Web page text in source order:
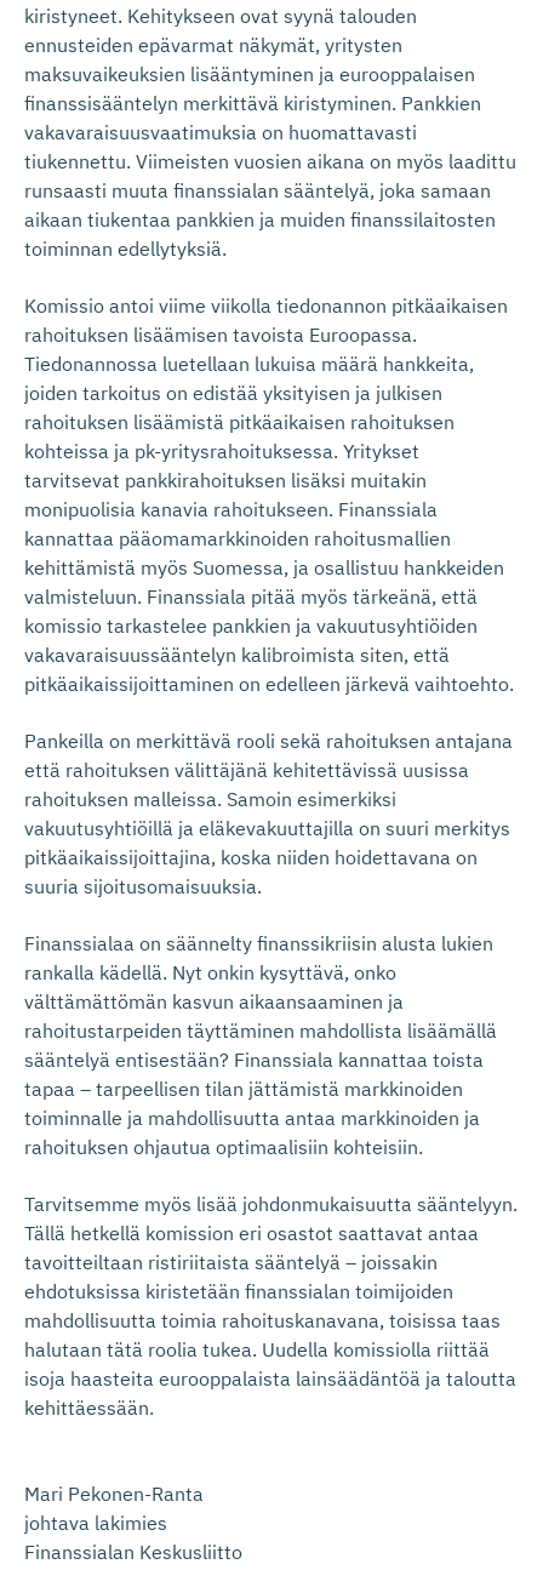
kiristyneet. Kehitykseen ovat syynä talouden
ennusteiden epävarmat näkymät, yritysten
maksuvaikeuksien lisääntyminen ja eurooppalaisen
finanssisääntelyn merkittävä kiristyminen. Pankkien
vakavaraisuusvaatimuksia on huomattavasti
tiukennettu. Viimeisten vuosien aikana on myös laadittu
runsaasti muuta finanssialan sääntelyä, joka samaan
aikaan tiukentaa pankkien ja muiden finanssilaitosten
toiminnan edellytyksiä.
Komissio antoi viime viikolla tiedonannon pitkäaikaisen
rahoituksen lisäämisen tavoista Euroopassa.
Tiedonannossa luetellaan lukuisa määrä hankkeita,
joiden tarkoitus on edistää yksityisen ja julkisen
rahoituksen lisäämistä pitkäaikaisen rahoituksen
kohteissa ja pk-yritysrahoituksessa. Yritykset
tarvitsevat pankkirahoituksen lisäksi muitakin
monipuolisia kanavia rahoitukseen. Finanssiala
kannattaa pääomamarkkinoiden rahoitusmallien
kehittämistä myös Suomessa, ja osallistuu hankkeiden
valmisteluun. Finanssiala pitää myös tärkeänä, että
komissio tarkastelee pankkien ja vakuutusyhtiöiden
vakavaraisuussääntelyn kalibroimista siten, että
pitkäaikaissijoittaminen on edelleen järkevä vaihtoehto.
Pankeilla on merkittävä rooli sekä rahoituksen antajana
että rahoituksen välittäjänä kehitettävissä uusissa
rahoituksen malleissa. Samoin esimerkiksi
vakuutusyhtiöillä ja eläkevakuuttajilla on suuri merkitys
pitkäaikaissijoittajina, koska niiden hoidettavana on
suuria sijoitusomaisuuksia.
Finanssialaa on säännelty finanssikriisin alusta lukien
rankalla kädellä. Nyt onkin kysyttävä, onko
välttämättömän kasvun aikaansaaminen ja
rahoitustarpeiden täyttäminen mahdollista lisäämällä
sääntelyä entisestään? Finanssiala kannattaa toista
tapaa – tarpeellisen tilan jättämistä markkinoiden
toiminnalle ja mahdollisuutta antaa markkinoiden ja
rahoituksen ohjautua optimaalisiin kohteisiin.
Tarvitsemme myös lisää johdonmukaisuutta sääntelyyn.
Tällä hetkellä komission eri osastot saattavat antaa
tavoitteiltaan ristiriitaista sääntelyä – joissakin
ehdotuksissa kiristetään finanssialan toimijoiden
mahdollisuutta toimia rahoituskanavana, toisissa taas
halutaan tätä roolia tukea. Uudella komissiolla riittää
isoja haasteita eurooppalaista lainsäädäntöä ja taloutta
kehittäessään.
Mari Pekonen-Ranta
johtava lakimies
Finanssialan Keskusliitto